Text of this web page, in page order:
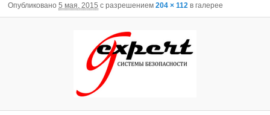
Опубликовано 5 мая, 2015 с разрешением 204 × 112 в галерее